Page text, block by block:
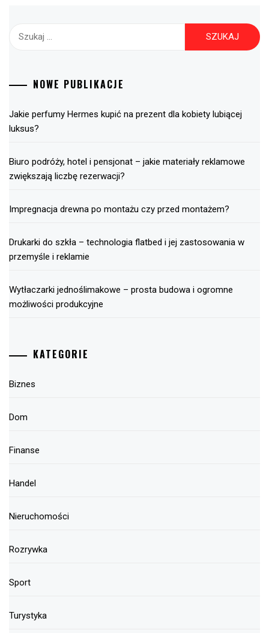
Szukaj:
NOWE PUBLIKACJE
Jakie perfumy Hermes kupić na prezent dla kobiety lubiącej
luksus?
Biuro podróży, hotel i pensjonat – jakie materiały reklamowe
zwiększają liczbę rezerwacji?
Impregnacja drewna po montażu czy przed montażem?
Drukarki do szkła – technologia flatbed i jej zastosowania w
przemyśle i reklamie
Wytłaczarki jednoślimakowe – prosta budowa i ogromne
możliwości produkcyjne
KATEGORIE
Biznes
Dom
Finanse
Handel
Nieruchomości
Rozrywka
Sport
Turystyka